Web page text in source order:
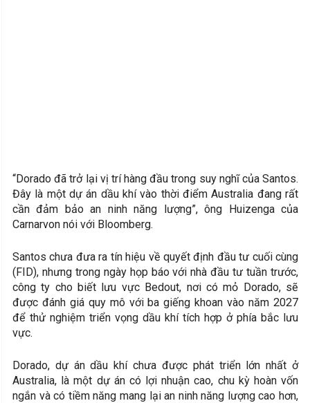
“Dorado đã trở lại vị trí hàng đầu trong suy nghĩ của Santos.
Đây là một dự án dầu khí vào thời điểm Australia đang rất
cần đảm bảo an ninh năng lượng”, ông Huizenga của
Carnarvon nói với Bloomberg.
Santos chưa đưa ra tín hiệu về quyết định đầu tư cuối cùng
(FID), nhưng trong ngày họp báo với nhà đầu tư tuần trước,
công ty cho biết lưu vực Bedout, nơi có mỏ Dorado, sẽ
được đánh giá quy mô với ba giếng khoan vào năm 2027
để thử nghiệm triển vọng dầu khí tích hợp ở phía bắc lưu
vực.
Dorado, dự án dầu khí chưa được phát triển lớn nhất ở
Australia, là một dự án có lợi nhuận cao, chu kỳ hoàn vốn
ngắn và có tiềm năng mang lại an ninh năng lượng cao hơn,